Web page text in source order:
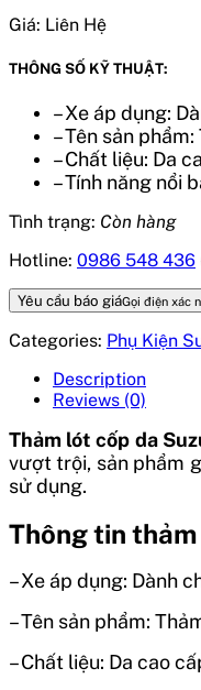
Giá: Liên Hệ
THÔNG SỐ KỸ THUẬT:
– Xe áp dụng:
– Tên sản
– Chất liệu: Da
– Tính năng nổi
Tình trạng: Còn hàng
Hotline: 0986 548 436
Yêu cầu báo giáGọi điện xác
Categories: Phụ Kiện
Description
Reviews (0)
Thảm lót cốp da
vượt trội, sản phẩm
sử dụng.
Thông tin
– Xe áp dụng: Dành
– Tên sản phẩm:
– Chất liệu: Da cao